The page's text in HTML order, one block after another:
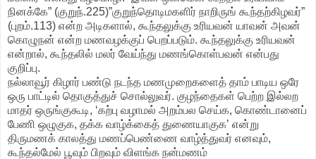
நினக்கே” (குறுந்.225)”குறுந்தொடிமகளிர் நாறிருங் கூந்தற்கிழவர்”
(புறம்.113) என்ற அடிகளால், கூந்தலுக்கு உரியவன் யாவன் அவன்
கொழுநன் என்ற மணவழக்குப் பெறப்படும். கூந்தலுக்கு உரியவன்
என்றால், கூந்தலில் மலர் வேய்ந்து மணங்கொள்பவன் என்பது
குறிப்பு.
நல்லாவூர் கிழார் பண்டு நடந்த மணமுறைகளைத் தாம் பாடிய ஒரே
ஒரு பாட்டில் தொகுத்துச் சொல்லுவர். குழந்தைகள் பெற்ற இல்லற
மாதர் ஒருங்குகூடி, ‘கற்பு வழாமல் அறம்பல செய்க, கொண்டானைப்
பேணி ஒழுகுக, தக்க வாழ்க்கைத் துணையாகுக’ என்று
திருமணக் காலத்து மணப்பெண்ணை வாழ்த்துவர் எனவும்,
கூந்தல்மேல் பூவும் பிறவும் விளங்க நன்மணம்